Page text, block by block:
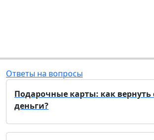
Ответы на вопросы
Подарочные карты: как вернуть
деньги?